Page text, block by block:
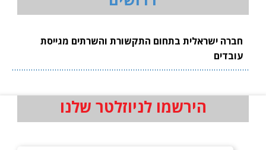
חברה ישראלית בתחום התקשורת והשרתים מגייסת
עובדים
הירשמו לניוזלטר שלנו